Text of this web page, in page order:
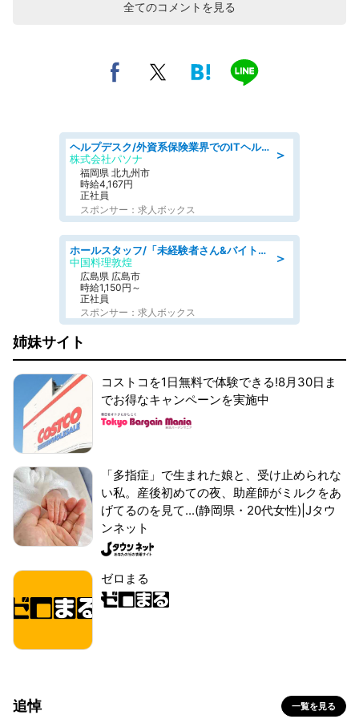
全てのコメントを見る
＞
ヘルプデスク/外資系保険業界でのITヘルプデスク業務/駅近/即日勤務可/ヘルプデスク
株式会社パソナ
福岡県 北九州市
時給4,167円
正社員
スポンサー：求人ボックス
＞
ホールスタッフ/「未経験者さん&バイトデビューも大歓迎」残業ほぼなし×1日3時間〜勤務OK!フォロー体制も充実/広島県/広島市南区
中国料理敦煌
広島県 広島市
時給1,150円～
正社員
スポンサー：求人ボックス
姉妹サイト
コストコを1日無料で体験できる!8月30日ま
でお得なキャンペーンを実施中
「多指症」で生まれた娘と、受け止められな
い私。産後初めての夜、助産師がミルクをあ
げてるのを見て...(静岡県・20代女性)|Jタウ
ンネット
ゼロまる
追悼 一覧を見る